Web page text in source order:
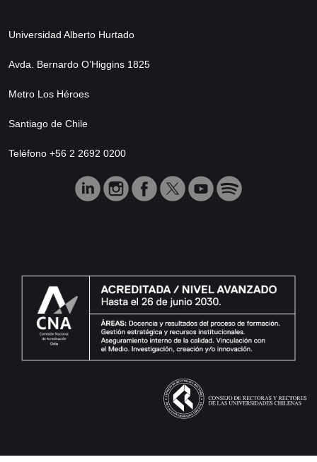
Universidad Alberto Hurtado
Avda. Bernardo O’Higgins 1825
Metro Los Héroes
Santiago de Chile
Teléfono +56 2 2692 0200